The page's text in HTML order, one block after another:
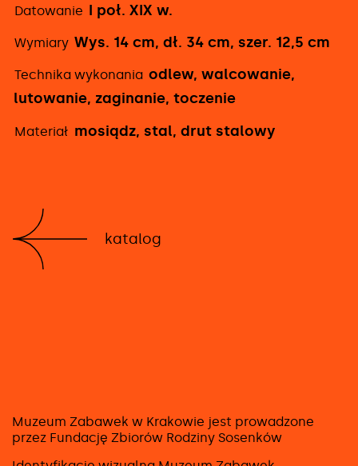
Datowanie I poł. XIX w.
Wymiary Wys. 14 cm, dł. 34 cm, szer. 12,5 cm
Technika wykonania odlew, walcowanie,
lutowanie, zaginanie, toczenie
Materiał mosiądz, stal, drut stalowy
katalog
Muzeum Zabawek w Krakowie jest prowadzone
przez Fundację Zbiorów Rodziny Sosenków